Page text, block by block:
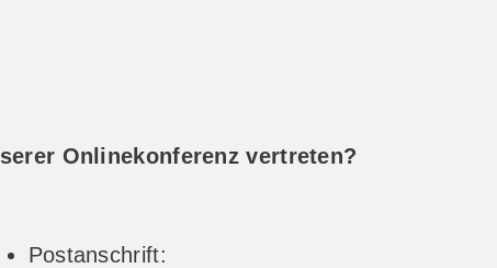
Onlinekonferenz vertreten?
Postanschrift: